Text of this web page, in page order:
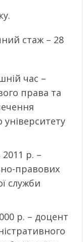
стаж – 28
час –
права та
університету
р. –
правових
служби
р. – доцент